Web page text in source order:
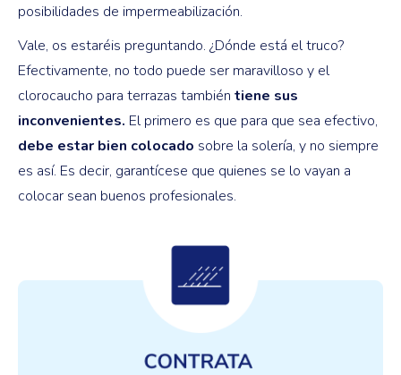
posibilidades de impermeabilización.
Vale, os estaréis preguntando. ¿Dónde está el truco?
Efectivamente, no todo puede ser maravilloso y el
clorocaucho para terrazas también tiene sus
inconvenientes. El primero es que para que sea efectivo,
debe estar bien colocado sobre la solería, y no siempre
es así. Es decir, garantícese que quienes se lo vayan a
colocar sean buenos profesionales.